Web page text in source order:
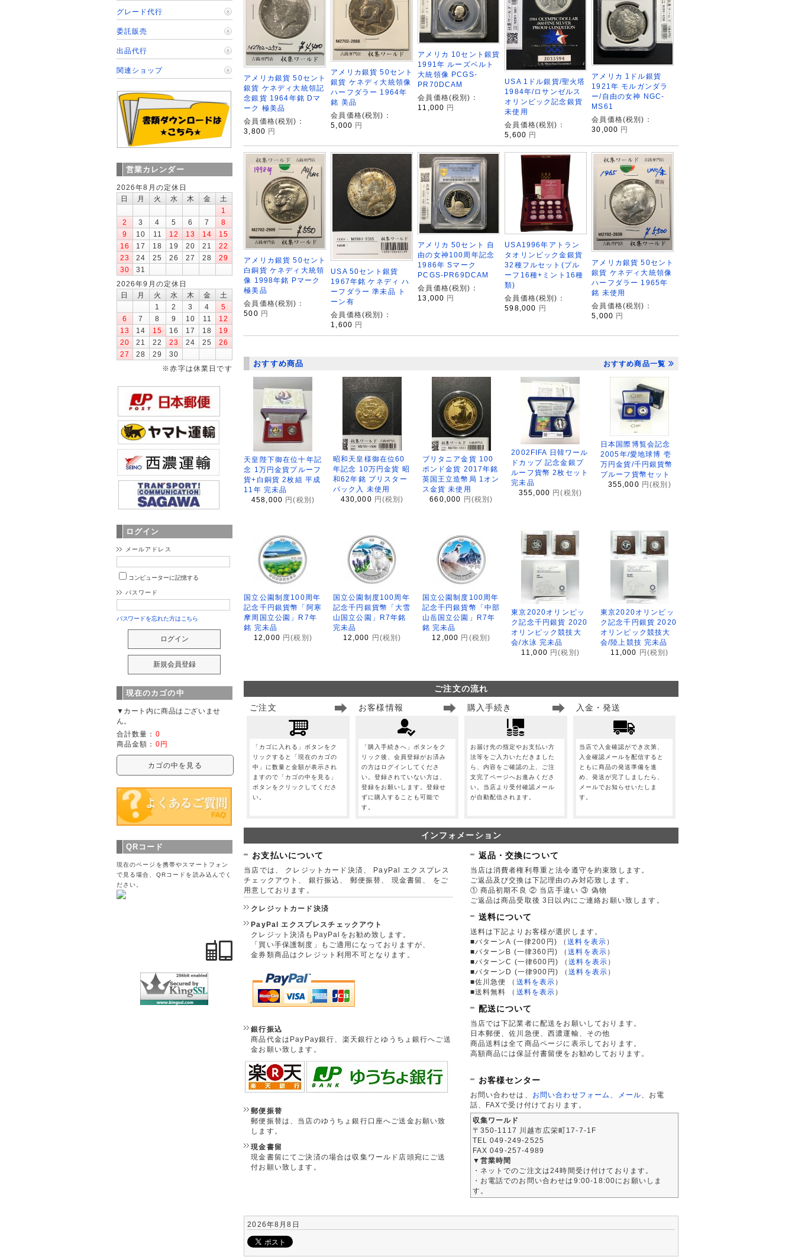
アメリカ銀貨 50セント
銀貨 ケネディ大統領記
念銀貨 1964年銘 Dマ
ーク 極美品
会員価格(税別)：
3,800 円
アメリカ銀貨 50セント
銀貨 ケネディ大統領像
ハーフダラー 1964年
銘 美品
会員価格(税別)：
5,000 円
アメリカ 10セント銀貨
1991年 ルーズベルト
大統領像 PCGS-
PR70DCAM
会員価格(税別)：
11,000 円
USA 1ドル銀貨/聖火塔
1984年/ロサンゼルス
オリンピック記念銀貨
未使用
会員価格(税別)：
5,600 円
アメリカ 1ドル銀貨
1921年 モルガンダラ
ー/自由の女神 NGC-
MS61
会員価格(税別)：
30,000 円
アメリカ銀貨 50セント
白銅貨 ケネディ大統領
像 1998年銘 Pマーク
極美品
会員価格(税別)：
500 円
USA 50セント銀貨
1967年銘 ケネディ ハ
ーフダラー 準未品 ト
ーン有
会員価格(税別)：
1,600 円
アメリカ 50セント 自
由の女神100周年記念
1986年 Sマーク
PCGS-PR69DCAM
会員価格(税別)：
13,000 円
USA1996年アトラン
タオリンピック金銀貨
32種フルセット(プル
ーフ16種+ミント16種
類)
会員価格(税別)：
598,000
円
アメリカ銀貨 50セント
銀貨 ケネディ大統領像
ハーフダラー 1965年
銘 未使用
会員価格(税別)：
5,000 円
おすすめ商品 おすすめ商品一覧
天皇陛下御在位十年記
念 1万円金貨プルーフ
貨+白銅貨 2枚組 平成
11年 完未品
458,000 円(税別)
昭和天皇様御在位60
年記念 10万円金貨 昭
和62年銘 ブリスター
パック入 未使用
430,000 円(税別)
ブリタニア金貨 100
ポンド金貨 2017年銘
英国王立造幣局 1オン
ス金貨 未使用
660,000
円(税別)
2002FIFA 日韓ワール
ドカップ 記念金銀プ
ルーフ貨幣 2枚セット
完未品
355,000 円(税別)
日本国際博覧会記念
2005年/愛地球博 壱
万円金貨/千円銀貨幣
プルーフ貨幣セット
355,000 円(税別)
国立公園制度100周年
記念千円銀貨幣「阿寒
摩周国立公園」R7年
銘 完未品
12,000 円(税別)
国立公園制度100周年
記念千円銀貨幣「大雪
山国立公園」R7年銘
完未品
12,000 円(税別)
国立公園制度100周年
記念千円銀貨幣「中部
山岳国立公園」R7年
銘 完未品
12,000 円(税別)
東京2020オリンピッ
ク記念千円銀貨 2020
オリンピック競技大
会/水泳 完未品
11,000 円(税別)
東京2020オリンピッ
ク記念千円銀貨 2020
オリンピック競技大
会/陸上競技 完未品
11,000 円(税別)
ご注文の流れ
ご注文
「カゴに入れる」ボタンをク
リックすると「現在のカゴの
中」に数量と金額が表示され
ますので「カゴの中を見る」
ボタンをクリックしてくださ
い。
お客様情報
「購入手続きへ」ボタンをク
リック後、会員登録がお済み
の方はログインしてくださ
い。登録されていない方は、
登録をお願いします。登録せ
ずに購入することも可能で
す。
購入手続き
お届け先の指定やお支払い方
法等をご入力いただきました
ら、内容をご確認の上、ご注
文完了ページへお進みくださ
い。当店より受付確認メール
が自動配信されます。
入金・発送
当店で入金確認ができ次第、
入金確認メールを配信すると
ともに商品の発送準備を進
め、発送が完了しましたら、
メールでお知らせいたしま
す。
インフォメーション
お支払いについて
当店では、 クレジットカード決済、 PayPal エクスプレス
チェックアウト、 銀行振込、 郵便振替、 現金書留、 をご
用意しております。
クレジットカード決済
PayPal エクスプレスチェックアウト
クレジット決済もPayPalをお勧め致します。
「買い手保護制度」もご適用になっておりますが、
金券類商品はクレジット利用不可となります。
銀行振込
商品代金はPayPay銀行、楽天銀行とゆうちょ銀行へご送
金お願い致します。
郵便振替
郵便振替は、当店のゆうちょ銀行口座へご送金お願い致
します。
現金書留
現金書留にてご決済の場合は収集ワールド店頭宛にご送
付お願い致します。
返品・交換について
当店は消費者権利尊重と法令遵守を約束致します。
ご返品及び交換は下記理由のみ対応致します。
① 商品初期不良 ② 当店手違い ③ 偽物
ご返品は商品受取後 3日以内にご連絡お願い致します。
送料について
送料は下記よりお客様が選択します。
■パターンA (一律200円)
（送料を表示 ）
■パターンB (一律360円)
（送料を表示 ）
■パターンC (一律600円)
（送料を表示 ）
■パターンD (一律900円)
（送料を表示 ）
■佐川急便
（ 送料を表示 ）
■送料無料
（ 送料を表示 ）
配送について
当店では下記業者に配送をお願いしております。
日本郵便、佐川急便、西濃運輸、その他
商品送料は全て商品ページに表示しております。
高額商品には保証付書留便をお勧めしております。
お客様センター
お問い合わせは、 お問い合わせフォーム メール 、お電
話、FAXで受け付けております。
収集ワールド
〒350-1117 川越市広栄町17-7-1F
TEL 049-249-2525
FAX 049-257-4989
▼営業時間
・ネットでのご注文は24時間受け付けております。
・お電話でのお問い合わせは9:00-18:00にお願いしま
す。
2026年8月8日
グレード代行
委託販売
出品代行
関連ショップ
営業カレンダー
2026年8月の定休日
日
月 火 水 木 金
土
1
2
3 4 5 6 7
8
9
10 11 12 13 14
15
16
17 18 19 20 21
22
23
24 25 26 27 28
29
30
31
2026年9月の定休日
日
月 火 水 木 金
土
1
2 3 4
5
6
7 8 9 10 11
12
13
14 15 16 17 18
19
20
21 22 23 24 25
26
27
28 29
30
※赤字は休業日です
ログイン
メールアドレス
コンピューターに記憶する
パスワード
パスワードを忘れた方はこちら
現在のカゴの中
▼カート内に商品はございませ
ん。
合計数量： 0
商品金額： 0円
カゴの中を見る
QRコード
現在のページを携帯やスマートフォン
で見る場合、QRコードを読み込んでく
ださい。